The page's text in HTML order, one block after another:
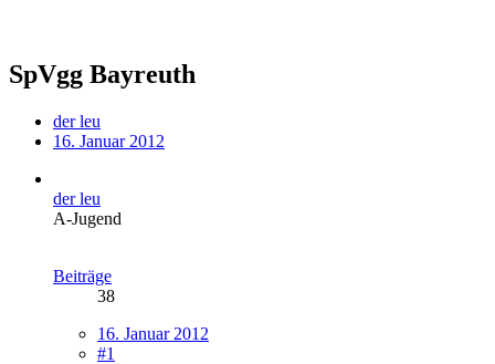
SpVgg Bayreuth
der leu
16. Januar 2012
der leu
A-Jugend
Beiträge
38
16. Januar 2012
#1